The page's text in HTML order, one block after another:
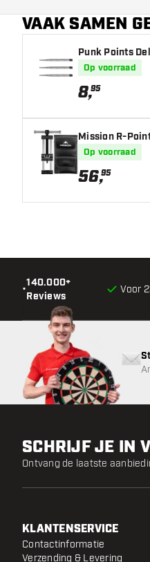
Lengte dartpunten
VAAK SAMEN
Punk Points
Op voorraad
8,95
Mission R-
Op voorraad
56,95
•
140.000+
Reviews
Voor
SCHRIJF JE IN
Ontvang de laatste
KLANTENSERVICE
Contactinformatie
Verzending & Levering